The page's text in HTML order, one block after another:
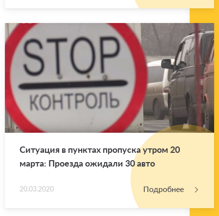
Си­ту­а­ция в пунк­тах про­пус­ка утром 20
марта: Про­ез­да ожи­да­ли 30 авто
20.03.2020 Подробнее